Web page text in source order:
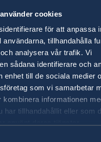
cookies
för att anpassa
användarna, tillhandahålla
analysera vår trafik. Vi
sådana identifierare och
enhet till de sociala medier
som vi samarbetar
informationen
har tillhandahållit eller som
1-3 May and
6 May.
and